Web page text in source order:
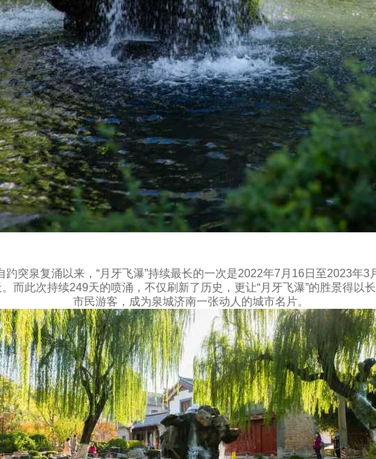
趵突泉复涌以来，“月牙飞瀑”持续最长的一次是2022年7月16日至2023年3
而此次持续249天的喷涌，不仅刷新了历史，更让“月牙飞瀑”的胜景得以
市民游客，成为泉城济南一张动人的城市名片。